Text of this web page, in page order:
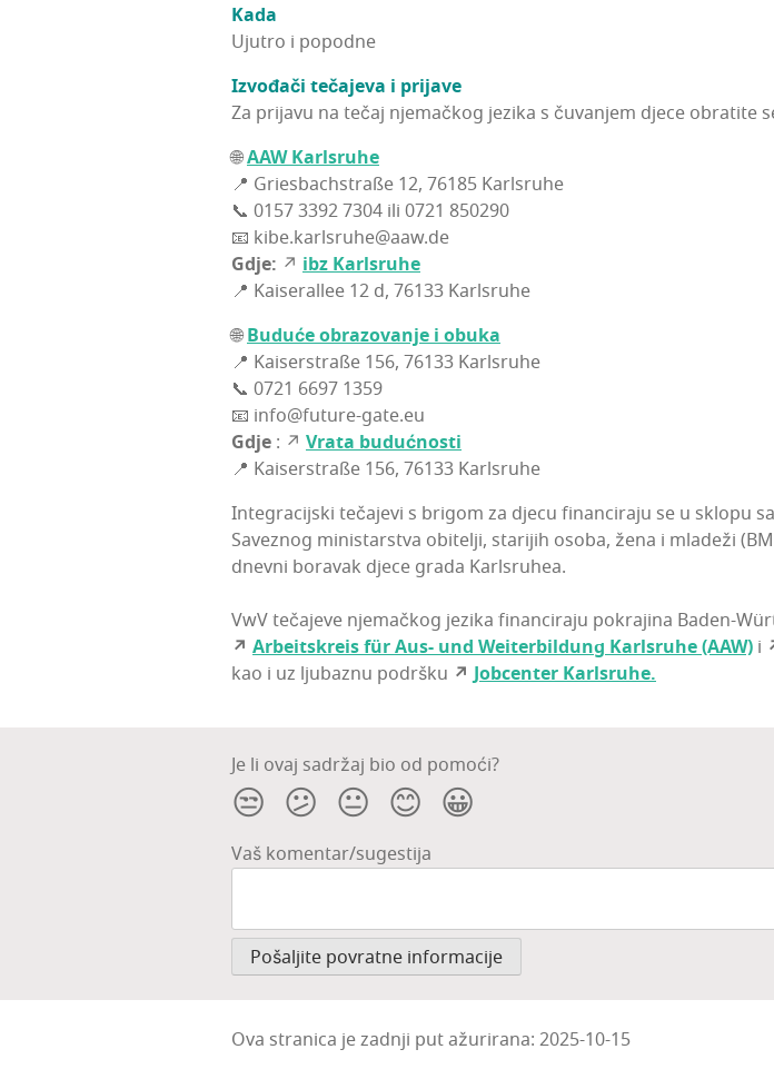
Kada
Uju­tro i popodne
Izvo­đa­či teča­je­va i pri­ja­ve
Za pri­ja­vu na tečaj nje­mač­kog jezi­ka s čuva­njem dje­ce obra­ti­te
🌐AAW Kar­l­sru­he
📍 Gri­esbac­h­s­traße 12, 76185 Kar­l­sru­he
📞 0157 3392 7304 ili 0721 850290
📧 kibe.karlsruhe@aaw.de
Gdje: ↗ ibz Kar­l­sru­he
📍 Kaise­ral­lee 12 d, 76133 Karlsruhe
🌐Budu­će obra­zo­va­nje i obu­ka
📍 Kaiser­straße 156, 76133 Kar­l­sru­he
📞 0721 6697 1359
📧 info@future-gate.eu
Gdje : ↗ Vra­ta buduć­nos­ti
📍 Kaiser­straße 156, 76133 Karlsruhe
Inte­gra­cij­ski teča­je­vi s bri­gom za dje­cu finan­ci­ra­ju se u sklo­pu
Savez­nog minis­tar­stva obi­te­lji, sta­ri­jih oso­ba, žena i mla­de­ži
dnev­ni bora­vak dje­ce gra­da Kar­l­sru­hea.
VwV teča­je­ve nje­mač­kog jezi­ka finan­ci­ra­ju pokra­ji­na Baden-
↗ Arbe­its­kre­is für Aus- und Weiter­bil­dung Kar­l­sru­he (AAW) i
kao i uz lju­baz­nu podr­šku ↗ Job­cen­ter Karlsruhe.
Je li ovaj sadržaj bio od pomoći?
😒 😕 😐 😊 😀
Vaš komentar/sugestija
Ova stranica je zadnji put ažurirana: 2025-10-15